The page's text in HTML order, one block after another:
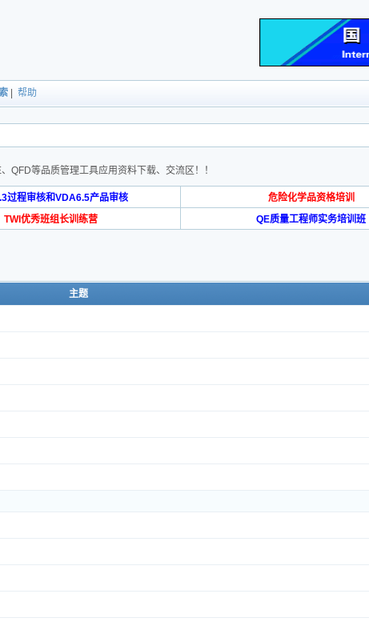
|帮助
QFD等品质管理工具应用资料下载、交流区！！
过程审核和VDA6.5产品审核 危险化学品资格培训
TWI优秀班组长训练营 QE质量工程师实务培训班
主题